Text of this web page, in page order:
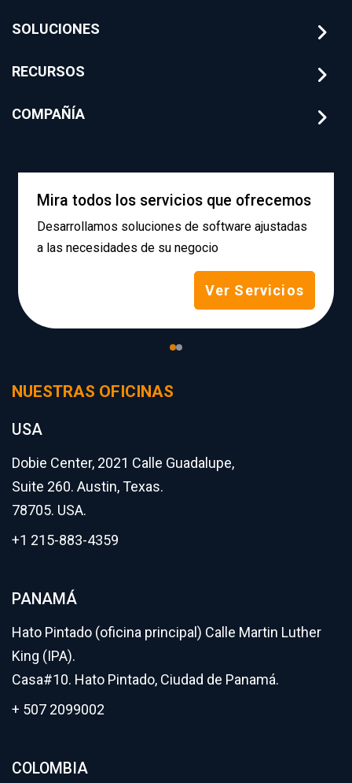
SOLUCIONES
RECURSOS
COMPAÑÍA
Mira todos los servicios que ofrecemos
Desarrollamos soluciones de software ajustadas
a las necesidades de su negocio
Ver Servicios
NUESTRAS OFICINAS
USA
Dobie Center, 2021 Calle Guadalupe,
Suite 260. Austin, Texas.
78705. USA.
+1 215-883-4359
PANAMÁ
Hato Pintado (oficina principal) Calle Martin Luther
King (IPA).
Casa#10. Hato Pintado, Ciudad de Panamá.
+ 507 2099002
COLOMBIA